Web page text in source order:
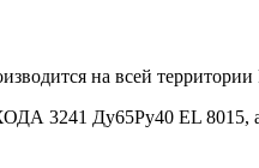
на всей
Ду65Ру40 EL 8015, а